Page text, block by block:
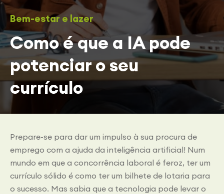
Bem-estar e lazer
Como é que a IA pode
potenciar o seu
currículo
Prepare-se para dar um impulso à sua procura de
emprego com a ajuda da inteligência artificial! Num
mundo em que a concorrência laboral é feroz, ter um
currículo sólido é como ter um bilhete de lotaria para
o sucesso. Mas sabia que a tecnologia pode levar o